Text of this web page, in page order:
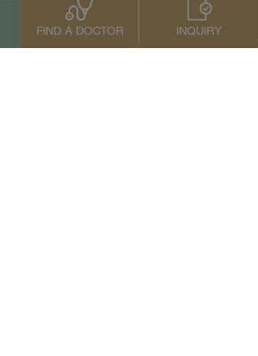
FIND A DOCTOR INQUIRY